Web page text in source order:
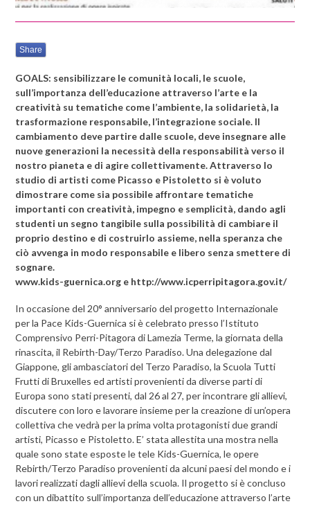
Share
GOALS: sensibilizzare le comunità locali, le scuole,
sull’importanza dell’educazione attraverso l’arte e la
creatività su tematiche come l’ambiente, la solidarietà, la
trasformazione responsabile, l’integrazione sociale. Il
cambiamento deve partire dalle scuole, deve insegnare alle
nuove generazioni la necessità della responsabilità verso il
nostro pianeta e di agire collettivamente. Attraverso lo
studio di artisti come Picasso e Pistoletto si è voluto
dimostrare come sia possibile affrontare tematiche
importanti con creatività, impegno e semplicità, dando agli
studenti un segno tangibile sulla possibilità di cambiare il
proprio destino e di costruirlo assieme, nella speranza che
ciò avvenga in modo responsabile e libero senza smettere di
sognare.
www.kids-guernica.org e http://www.icperripitagora.gov.it/
In occasione del 20° anniversario del progetto Internazionale
per la Pace Kids-Guernica si è celebrato presso l’Istituto
Comprensivo Perri-Pitagora di Lamezia Terme, la giornata della
rinascita, il Rebirth-Day/Terzo Paradiso. Una delegazione dal
Giappone, gli ambasciatori del Terzo Paradiso, la Scuola Tutti
Frutti di Bruxelles ed artisti provenienti da diverse parti di
Europa sono stati presenti, dal 26 al 27, per incontrare gli allievi,
discutere con loro e lavorare insieme per la creazione di un’opera
collettiva che vedrà per la prima volta protagonisti due grandi
artisti, Picasso e Pistoletto. E’ stata allestita una mostra nella
quale sono state esposte le tele Kids-Guernica, le opere
Rebirth/Terzo Paradiso provenienti da alcuni paesi del mondo e i
lavori realizzati dagli allievi della scuola. Il progetto si è concluso
con un dibattito sull’importanza dell’educazione attraverso l’arte